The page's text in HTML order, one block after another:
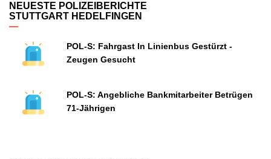
NEUESTE POLIZEIBERICHTE
STUTTGART HEDELFINGEN
POL-S: Fahrgast In Linienbus Gestürzt -
Zeugen Gesucht
POL-S: Angebliche Bankmitarbeiter Betrügen
71-Jährigen